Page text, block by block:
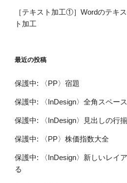
［テキスト加工①］Wordのテキ
ト加工
最近の投稿
保護中: 〈PP〉宿題
保護中: 〈InDesign〉全角スペー
保護中: 〈InDesign〉見出しの行
保護中: 〈PP〉株価指数大全
保護中: 〈InDesign〉新しいレイ
る